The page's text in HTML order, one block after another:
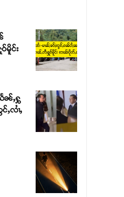
မိူင်း
ၼ်ႇႁွ
ႇလၢႆႇ